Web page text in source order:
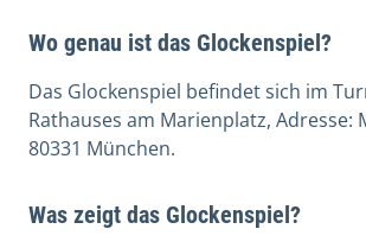
Wo genau ist das Glockenspiel?
Das Glockenspiel befindet sich im
Rathauses am Marienplatz, Adresse:
80331 München.
Was zeigt das Glockenspiel?